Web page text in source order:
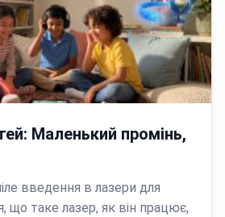
Маленький промінь,
введення в лазери для
що таке лазер, як він працює,